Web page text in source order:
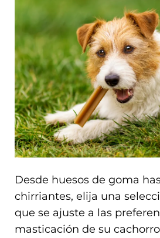
Desde huesos de goma
chirriantes, elija una
que se ajuste a las
masticación de su